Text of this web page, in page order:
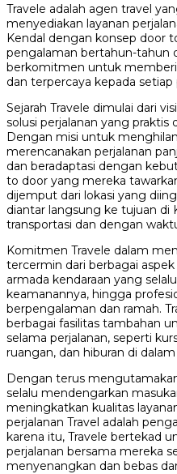
Travele adalah agen travel
menyediakan layanan
Kendal dengan konsep door
pengalaman bertahun-tahun
berkomitmen untuk
dan terpercaya kepada setiap
Sejarah Travele dimulai dari
solusi perjalanan yang praktis
Dengan misi untuk
merencanakan perjalanan
dan beradaptasi dengan
to door yang mereka
dijemput dari lokasi yang
diantar langsung ke tujuan di
transportasi dan dengan
Komitmen Travele dalam
tercermin dari berbagai
armada kendaraan yang
keamanannya, hingga
berpengalaman dan ramah.
berbagai fasilitas tambahan
selama perjalanan, seperti
ruangan, dan hiburan di
Dengan terus
selalu mendengarkan
meningkatkan kualitas
perjalanan Travel adalah
karena itu, Travele bertekad
perjalanan bersama mereka
menyenangkan dan bebas